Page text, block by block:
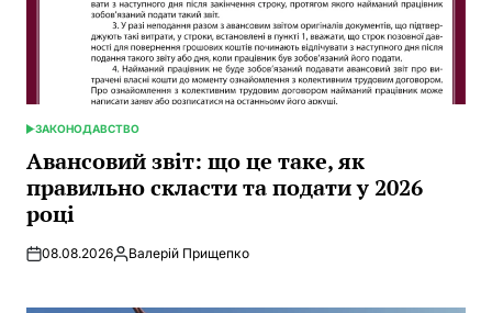
POSTED
IN
ЗАКОНОДАВСТВО
Авансовий звіт: що це таке, як
правильно скласти та подати у 2026
році
08.08.2026Posted
Валерій Прищепко